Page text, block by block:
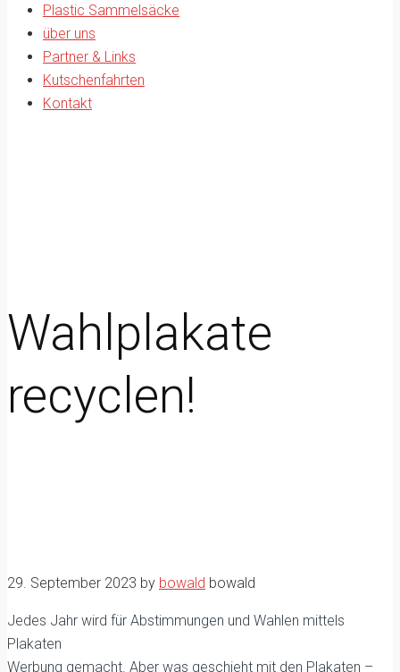
Plastic Sammelsäcke
über uns
Partner & Links
Kutschenfahrten
Kontakt
Wahlplakate
recyclen!
29. September 2023 by bowald bowald
Jedes Jahr wird für Abstimmungen und Wahlen mittels
Plakaten
Werbung gemacht. Aber was geschieht mit den Plakaten –